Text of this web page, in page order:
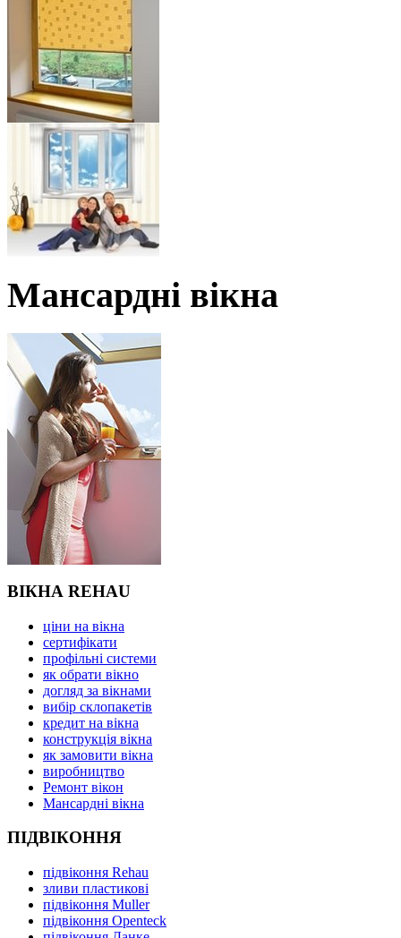
Мансардні вікна
ВІКНА REHAU
ціни на вікна
сертифікати
профільні системи
як обрати вікно
догляд за вікнами
вибір склопакетів
кредит на вікна
конструкція вікна
як замовити вікна
виробництво
Ремонт вікон
Мансардні вікна
ПІДВІКОННЯ
підвіконня Rehau
зливи пластикові
підвіконня Muller
підвіконня Openteck